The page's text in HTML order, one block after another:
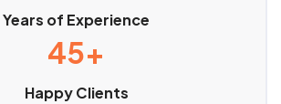
Years of Experience
45+
Happy Clients